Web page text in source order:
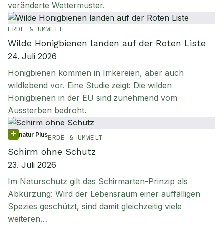
veränderte Wettermuster.
ERDE & UMWELT
Wilde Honigbienen landen auf der Roten Liste
24. Juli 2026
Honigbienen kommen in Imkereien, aber auch
wildlebend vor. Eine Studie zeigt: Die wilden
Honigbienen in der EU sind zunehmend vom
Aussterben bedroht.
natur PlusERDE & UMWELT
Schirm ohne Schutz
23. Juli 2026
Im Naturschutz gilt das Schirmarten-Prinzip als
Abkürzung: Wird der Lebensraum einer auffälligen
Spezies geschützt, sind damit gleichzeitig viele
weiteren…